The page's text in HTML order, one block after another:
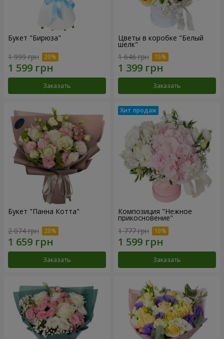
Букет "Бирюза"
1 999 грн
Заказать
Цветы в коробке "Белый
шелк"
1 646 грн
Заказать
Букет "Панна Котта"
2 074 грн
Заказать
Композиция "Нежное
прикосновение"
1 777 грн
Заказать